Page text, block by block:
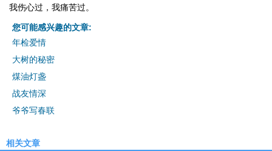
我伤心过，我痛苦过。
您可能感兴趣的文章:
年检爱情
大树的秘密
煤油灯盏
战友情深
爷爷写春联
相关文章